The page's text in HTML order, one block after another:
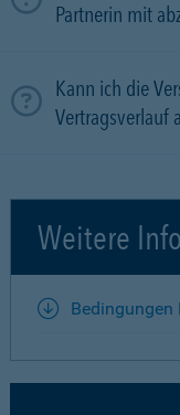
Partnerin mit
Kann ich die
Vertragsverlauf
Weitere
Bedingungen